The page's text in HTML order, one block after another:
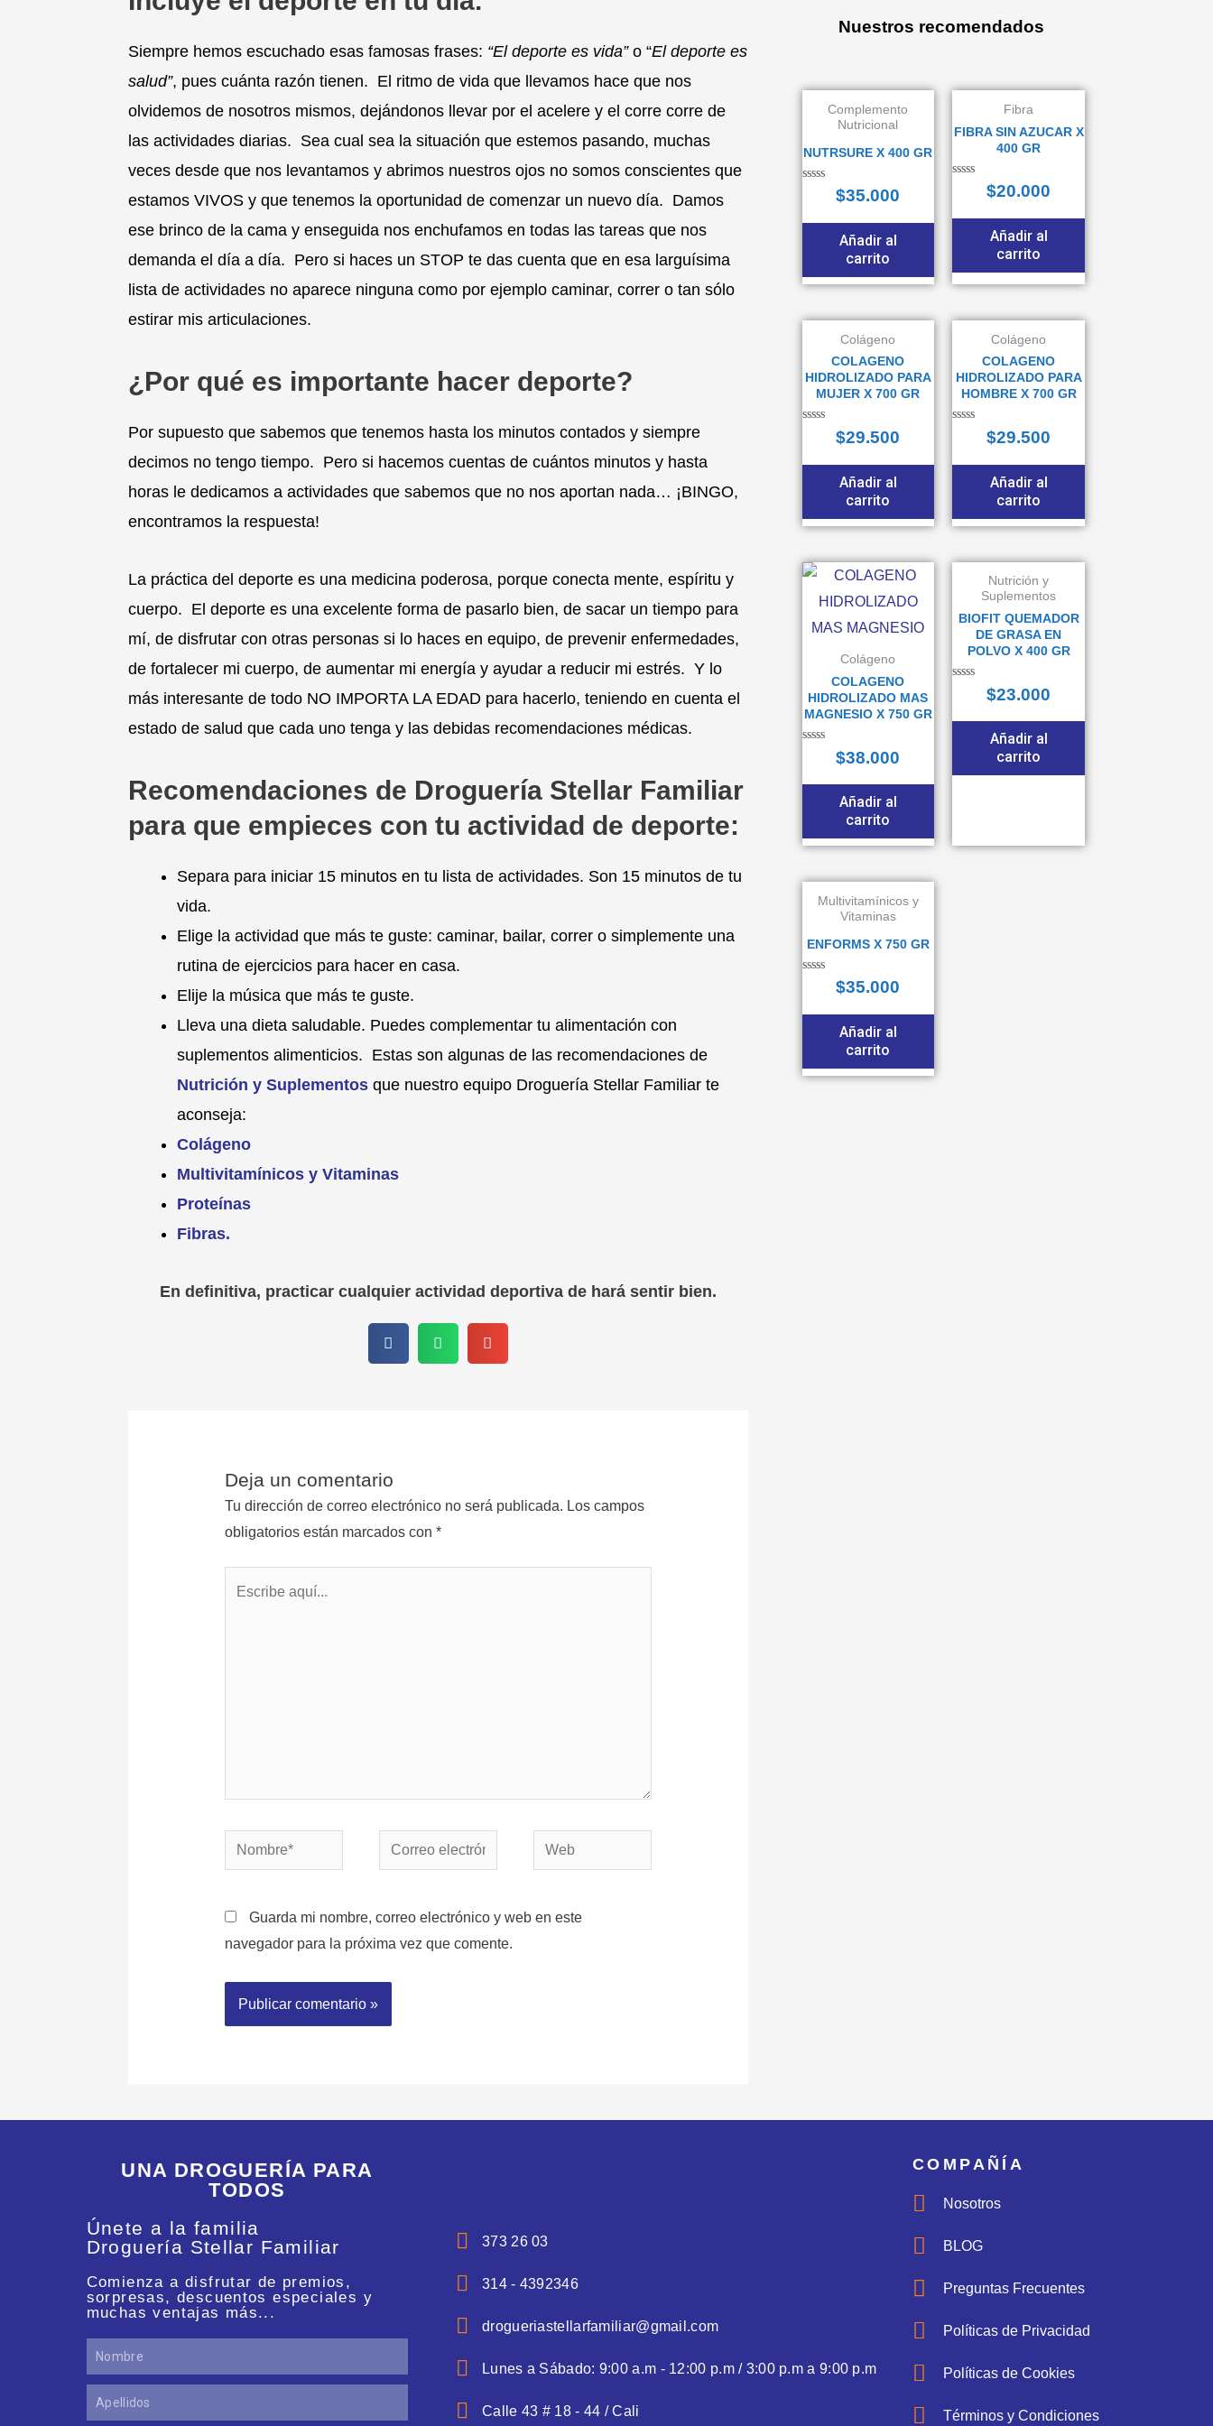
Siempre hemos escuchado esas famosas frases: “El deporte es vida”o “El deporte es
salud”, pues cuánta razón tienen. El ritmo de vida que llevamos hace que nos
olvidemos de nosotros mismos, dejándonos llevar por el acelere y el corre corre de
las actividades diarias. Sea cual sea la situación que estemos pasando, muchas
veces desde que nos levantamos y abrimos nuestros ojos no somos conscientes que
estamos VIVOS y que tenemos la oportunidad de comenzar un nuevo día. Damos
ese brinco de la cama y enseguida nos enchufamos en todas las tareas que nos
demanda el día a día. Pero si haces un STOP te das cuenta que en esa larguísima
lista de actividades no aparece ninguna como por ejemplo caminar, correr o tan sólo
estirar mis articulaciones.
¿Por qué es importante hacer deporte?
Por supuesto que sabemos que tenemos hasta los minutos contados y siempre
decimos no tengo tiempo. Pero si hacemos cuentas de cuántos minutos y hasta
horas le dedicamos a actividades que sabemos que no nos aportan nada… ¡BINGO,
encontramos la respuesta!
La práctica del deporte es una medicina poderosa, porque conecta mente, espíritu y
cuerpo. El deporte es una excelente forma de pasarlo bien, de sacar un tiempo para
mí, de disfrutar con otras personas si lo haces en equipo, de prevenir enfermedades,
de fortalecer mi cuerpo, de aumentar mi energía y ayudar a reducir mi estrés. Y lo
más interesante de todo NO IMPORTA LA EDAD para hacerlo, teniendo en cuenta el
estado de salud que cada uno tenga y las debidas recomendaciones médicas.
Recomendaciones de Droguería Stellar Familiar
para que empieces con tu actividad de deporte:
Separa para iniciar 15 minutos en tu lista de actividades. Son 15 minutos de tu
vida.
Elige la actividad que más te guste: caminar, bailar, correr o simplemente una
rutina de ejercicios para hacer en casa.
Elije la música que más te guste.
Lleva una dieta saludable. Puedes complementar tu alimentación con
suplementos alimenticios. Estas son algunas de las recomendaciones de
Nutrición y Suplementos que nuestro equipo Droguería Stellar Familiar te
aconseja:
Colágeno
Multivitamínicos y Vitaminas
Proteínas
Fibras.
En definitiva, practicar cualquier actividad deportiva de hará sentir bien.
Deja un comentario
Tu dirección de correo electrónico no será publicada. Los campos
obligatorios están marcados con *
Nombre*
Correo
electrónico*
Web
Guarda mi nombre, correo electrónico y web en este
navegador para la próxima vez que comente.
Nuestros recomendados
Complemento
Nutricional
NUTRSURE X 400 GR
Valorado
de
$35.000
Añadir al
carrito
Fibra
FIBRA SIN AZUCAR X
400 GR
Valorado
de
$20.000
Añadir al
carrito
Colágeno
COLAGENO
HIDROLIZADO PARA
MUJER X 700 GR
Valorado
de
$29.500
Añadir al
carrito
Colágeno
COLAGENO
HIDROLIZADO PARA
HOMBRE X 700 GR
Valorado
de
$29.500
Añadir al
carrito
Colágeno
COLAGENO
HIDROLIZADO MAS
MAGNESIO X 750 GR
Valorado
de
$38.000
Añadir al
carrito
Nutrición y
Suplementos
BIOFIT QUEMADOR
DE GRASA EN
POLVO X 400 GR
Valorado
de
$23.000
Añadir al
carrito
Multivitamínicos y
Vitaminas
ENFORMS X 750 GR
Valorado
de
$35.000
Añadir al
carrito
UNA DROGUERÍA PARA
TODOS
Únete a la familia
Droguería Stellar Familiar
Comienza a disfrutar de premios,
sorpresas, descuentos especiales y
muchas ventajas más...
373 26 03
314 - 4392346
drogueriastellarfamiliar@gmail.com
Lunes a Sábado: 9:00 a.m - 12:00 p.m / 3:00 p.m a 9:00 p.m
Calle 43 # 18 - 44 / Cali
COMPAÑÍA
Nosotros
BLOG
Preguntas Frecuentes
Políticas de Privacidad
Políticas de Cookies
Términos y Condiciones